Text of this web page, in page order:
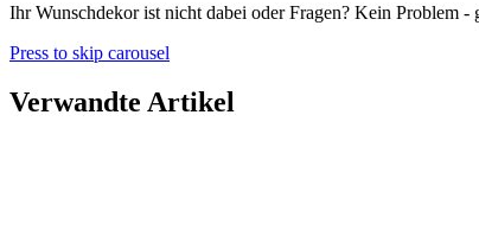
Ihr Wunschdekor ist nicht dabei oder Fragen? Kein Problem
Press to skip carousel
Verwandte Artikel